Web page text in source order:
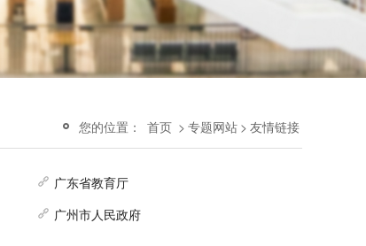
您的位置： 首页 > 专题网站 > 友情链接
广东省教育厅
广州市人民政府